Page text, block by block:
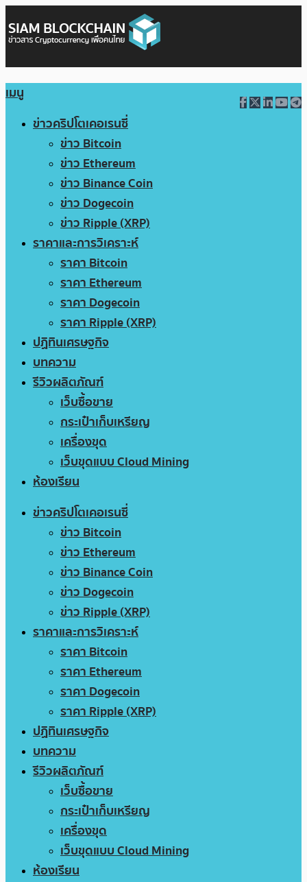
เมนู
ข่าวคริปโตเคอเรนซี่
ข่าว Bitcoin
ข่าว Ethereum
ข่าว Binance Coin
ข่าว Dogecoin
ข่าว Ripple (XRP)
ราคาและการวิเคราะห์
ราคา Bitcoin
ราคา Ethereum
ราคา Dogecoin
ราคา Ripple (XRP)
ปฏิทินเศรษฐกิจ
บทความ
รีวิวผลิตภัณฑ์
เว็บซื้อขาย
กระเป๋าเก็บเหรียญ
เครื่องขุด
เว็บขุดแบบ Cloud Mining
ห้องเรียน
ข่าวคริปโตเคอเรนซี่
ข่าว Bitcoin
ข่าว Ethereum
ข่าว Binance Coin
ข่าว Dogecoin
ข่าว Ripple (XRP)
ราคาและการวิเคราะห์
ราคา Bitcoin
ราคา Ethereum
ราคา Dogecoin
ราคา Ripple (XRP)
ปฏิทินเศรษฐกิจ
บทความ
รีวิวผลิตภัณฑ์
เว็บซื้อขาย
กระเป๋าเก็บเหรียญ
เครื่องขุด
เว็บขุดแบบ Cloud Mining
ห้องเรียน